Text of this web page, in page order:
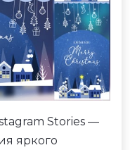
Stories —
яркого